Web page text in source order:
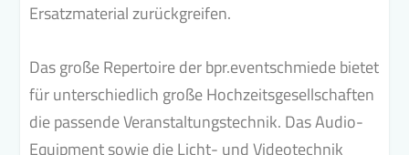
Ersatzmaterial zurückgreifen.
Das große Repertoire der bpr.eventschmiede bietet
für unterschiedlich große Hochzeitsgesellschaften
die passende Veranstaltungstechnik. Das Audio-
Equipment sowie die Licht- und Videotechnik